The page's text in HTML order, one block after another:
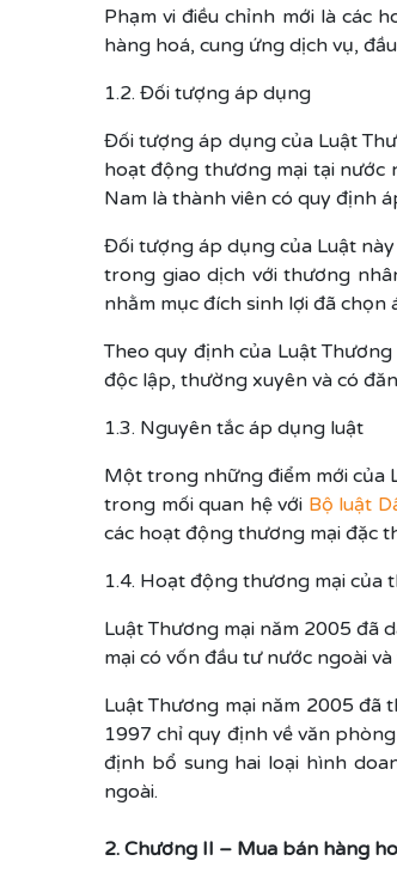
Phạm vi điều chỉnh mới là các
hàng hoá, cung ứng dịch vụ,
1.2. Đối tượng áp dụng
Đối tượng áp dụng của Luật
hoạt động thương mại tại nước
Nam là thành viên có quy định
Đối tượng áp dụng của Luật
trong giao dịch với thương
nhằm mục đích sinh lợi đã chọn
Theo quy định của Luật
độc lập, thường xuyên và có
1.3. Nguyên tắc áp dụng luật
Một trong những điểm mới của
trong mối quan hệ với Bộ luật
các hoạt động thương mại đặc
1.4. Hoạt động thương mại của
Luật Thương mại năm 2005 đã
mại có vốn đầu tư nước ngoài
Luật Thương mại năm 2005 đã
1997 chỉ quy định về văn
định bổ sung hai loại hình
ngoài.
2. Chương II – Mua bán hàng